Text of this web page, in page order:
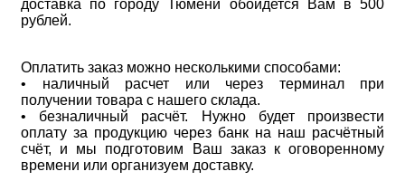
доставка по городу Тюмени обойдется Вам в 500
рублей.
Оплатить заказ можно несколькими способами:
• наличный расчет или через терминал при
получении товара с нашего склада.
• безналичный расчёт. Нужно будет произвести
оплату за продукцию через банк на наш расчётный
счёт, и мы подготовим Ваш заказ к оговоренному
времени или организуем доставку.